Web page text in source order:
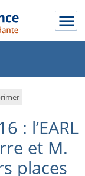
: l’EARL
et M.
places